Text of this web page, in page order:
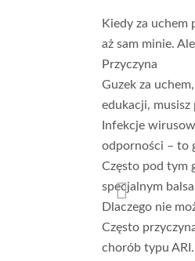
Kiedy za uchem
aż sam minie.
Przyczyna
Guzek za
edukacji, musisz
Infekcje
odporności – to
Często pod tym
specjalnym
Dlaczego nie
Często
chorób typu